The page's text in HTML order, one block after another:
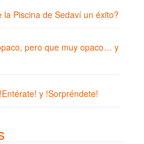
Piscina de Sedaví un éxito?
pero que muy opaco… y
y !Sorpréndete!